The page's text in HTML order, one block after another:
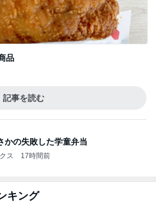
品
記事を読む
かの失敗した学童弁当
ス 17時間前
キング